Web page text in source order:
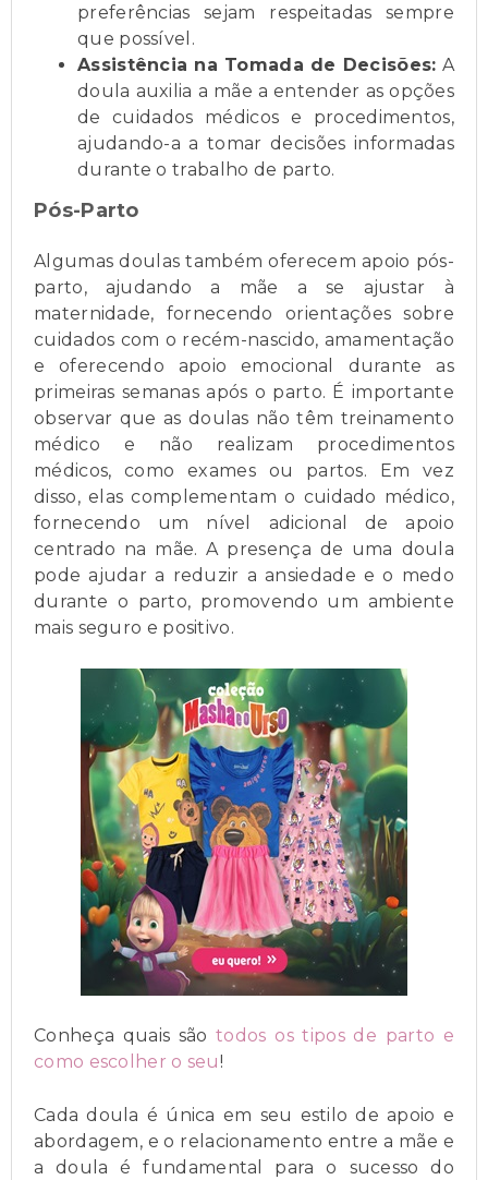
preferências sejam respeitadas sempre
que possível.
Assistência na Tomada de Decisões: A
doula auxilia a mãe a entender as opções
de cuidados médicos e procedimentos,
ajudando-a a tomar decisões informadas
durante o trabalho de parto.
Pós-Parto
Algumas doulas também oferecem apoio pós-
parto, ajudando a mãe a se ajustar à
maternidade, fornecendo orientações sobre
cuidados com o recém-nascido, amamentação
e oferecendo apoio emocional durante as
primeiras semanas após o parto. É importante
observar que as doulas não têm treinamento
médico e não realizam procedimentos
médicos, como exames ou partos. Em vez
disso, elas complementam o cuidado médico,
fornecendo um nível adicional de apoio
centrado na mãe. A presença de uma doula
pode ajudar a reduzir a ansiedade e o medo
durante o parto, promovendo um ambiente
mais seguro e positivo.
Conheça quais sãotodos os tipos de parto e
como escolher o seu!
Cada doula é única em seu estilo de apoio e
abordagem, e o relacionamento entre a mãe e
a doula é fundamental para o sucesso do